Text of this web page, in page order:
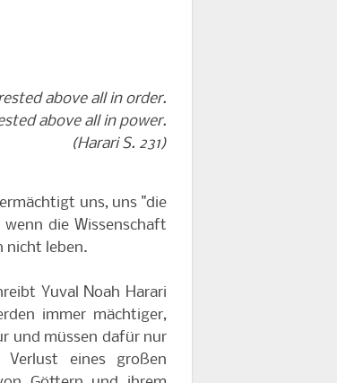
above all in order.
above all in power.
(Harari S. 231)
uns, uns "die
die Wissenschaft
nicht leben.
Yuval Noah Harari
immer mächtiger,
und müssen dafür nur
eines großen